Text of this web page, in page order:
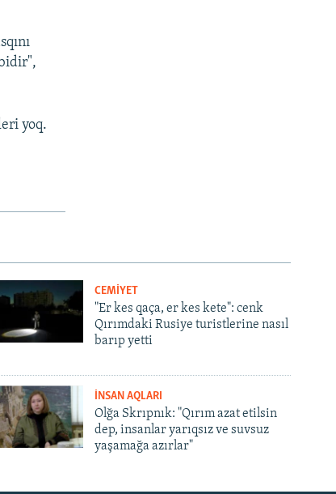
yoq.
CEMİYET
"Er kes qaça, er kes kete": cenk
Qırımdaki Rusiye turistlerine nasıl
barıp yetti
İNSAN AQLARI
Olğa Skrıpnık: "Qırım azat etilsin
dep, insanlar yarıqsız ve suvsuz
yaşamağa azırlar"